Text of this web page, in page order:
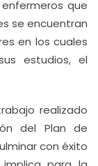
que
se encuentran
en los cuales
estudios, el
realizado
del Plan de
con éxito